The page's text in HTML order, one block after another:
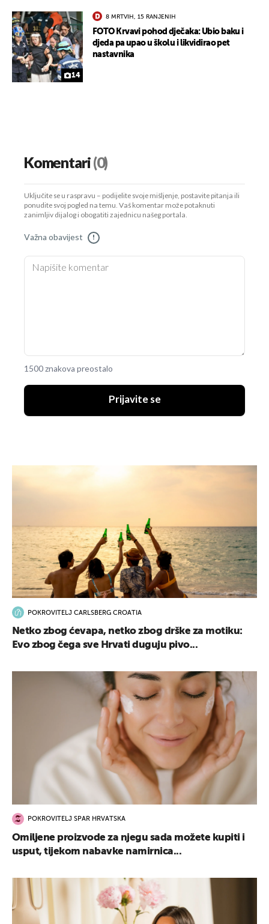
14
8 MRTVIH, 15 RANJENIH
FOTO Krvavi pohod dječaka: Ubio baku i
djeda pa upao u školu i likvidirao pet
nastavnika
Komentari(0)
Uključite se u raspravu – podijelite svoje mišljenje, postavite pitanja ili
ponudite svoj pogled na temu. Vaš komentar može potaknuti
zanimljiv dijalog i obogatiti zajednicu našeg portala.
Važna obavijest !
1500 znakova preostalo
Prijavite se
POKROVITELJ CARLSBERG CROATIA
Netko zbog ćevapa, netko zbog drške za motiku:
Evo zbog čega sve Hrvati duguju pivo...
POKROVITELJ SPAR HRVATSKA
Omiljene proizvode za njegu sada možete kupiti i
usput, tijekom nabavke namirnica...